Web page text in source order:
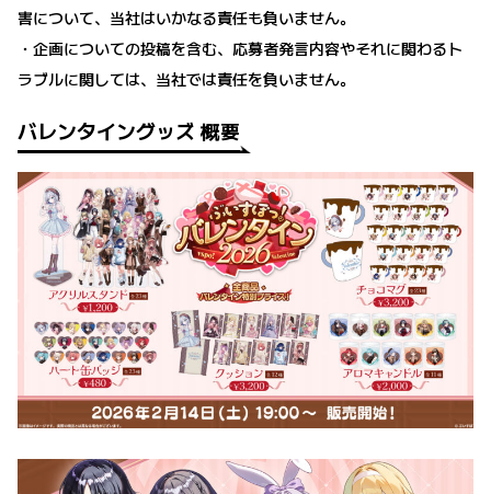
害について、当社はいかなる責任も負いません。
・企画についての投稿を含む、応募者発言内容やそれに関わるト
ラブルに関しては、当社では責任を負いません。
バレンタイングッズ 概要